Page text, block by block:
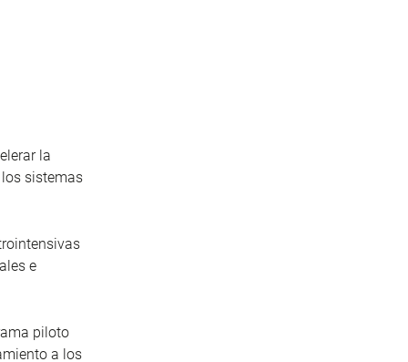
la
sistemas
e
piloto
a los